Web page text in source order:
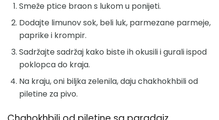
Smeže ptice braon s lukom u ponijeti.
Dodajte limunov sok, beli luk, parmezane parmeje,
paprike i krompir.
Sadržajte sadržaj kako biste ih okusili i gurali ispod
poklopca do kraja.
Na kraju, oni biljka zelenila, daju chakhokhbili od
piletine za pivo.